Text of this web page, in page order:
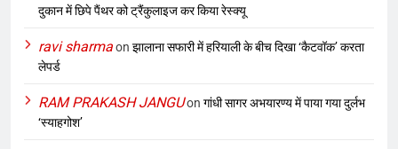
दुकान में छिपे पैंथर को ट्रैंकुलाइज कर किया रेस्क्यू
ravi sharmaon झालाना सफारी में हरियाली के बीच दिखा ‘कैटवॉक’ करता
लेपर्ड
RAM PRAKASH JANGUon गांधी सागर अभयारण्य में पाया गया दुर्लभ
‘स्याहगोश’